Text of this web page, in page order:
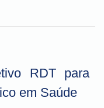
RDT para
em Saúde